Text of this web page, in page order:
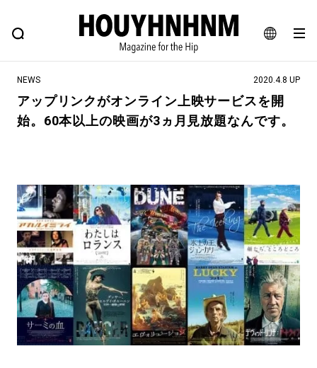
JA
EN
FEATURE BLOG SNAP
ヒップなファッション、カルチャー、ライフスタイルWEBマガジン
#NEW VINTAGE #マイナーグッド図鑑
#路地裏てぃーん。 #MONTHLY JOURNAL
#GH 銘品の所以 #フイナムのYouTube
#Commune H #FOCUS IT #AH.H
#ととけん #FASHION #MUSIC #MOVIE
#LIFESTYLE #SNEAKER #OUTDOOR
#SPORTS #HANDSOME HANDBOOK
NEWS 2020.4.8 UP
アップリンクがオンライン上映サービスを開
始。60本以上の映画が3ヵ月見放題なんです。